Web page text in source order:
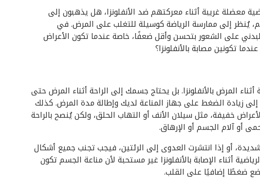
معضلة غريبة أثناء معركتهم ضد الأنفلونزا، هل يذهبون إلى
يُنظر إلى ممارسة الرياضة كوسيلة للتغلب على المرض. في
على الشعور بتحسن وأقل ضعفًا، خاصة عندما تكون الأعراض
تكونين مصابة بالأنفلونزا؟
المرض بالأنفلونزا. بل يحتاج جسمك إلى الراحة أثناء المرض حتى
زيادة الضغط على جهاز المناعة لديك وإطالة مدة المرض. كذلك
خفيفة، مثل سيلان الأنف أو التهاب الحلق، ولكن يُنصح بالراحة
أو آلام الجسم أو الإرهاق.
أو إذا انتشرت العدوى إلى الرئتين، فيجب تجنب جميع أشكال
أثناء الإصابة بالأنفلونزا غير مستحبة لأن مناعة الجسم تكون
ضغطًا إضافيًا على القلب.